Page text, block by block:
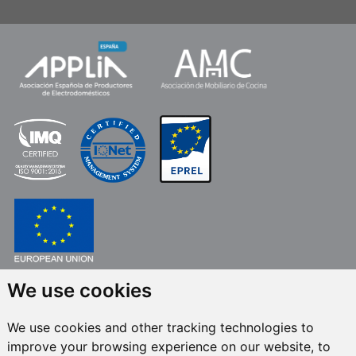
We use cookies
We use cookies and other tracking technologies to
improve your browsing experience on our website, to
FONDO EUROPEO DE DESARROLLO REGIONAL
FRECAN S.L.U.en el marco del Programa ICEX Next, ha contado con el apoyo
de ICEX y con la cofinanciación del fondo europeo FEDER. La finalidad de